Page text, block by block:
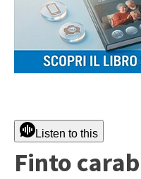
Listen to this
Finto